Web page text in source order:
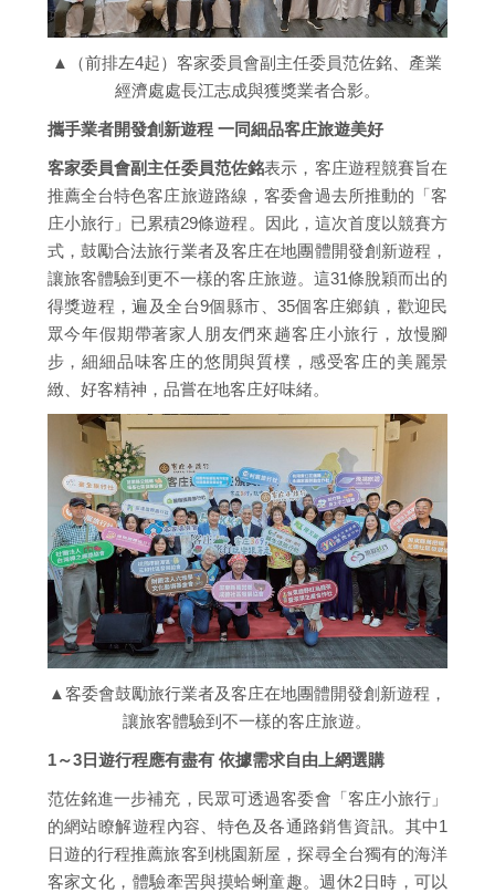
▲（前排左4起）客家委員會副主任委員范佐銘、產業
經濟處處長江志成與獲獎業者合影。
攜手業者開發創新遊程 一同細品客庄旅遊美好
客家委員會副主任委員范佐銘表示，客庄遊程競賽旨在
推薦全台特色客庄旅遊路線，客委會過去所推動的「客
庄小旅行」已累積29條遊程。因此，這次首度以競賽方
式，鼓勵合法旅行業者及客庄在地團體開發創新遊程，
讓旅客體驗到更不一樣的客庄旅遊。這31條脫穎而出的
得獎遊程，遍及全台9個縣市、35個客庄鄉鎮，歡迎民
眾今年假期帶著家人朋友們來趟客庄小旅行，放慢腳
步，細細品味客庄的悠閒與質樸，感受客庄的美麗景
緻、好客精神，品嘗在地客庄好味緒。
▲客委會鼓勵旅行業者及客庄在地團體開發創新遊程，
讓旅客體驗到不一樣的客庄旅遊。
1～3日遊行程應有盡有 依據需求自由上網選購
范佐銘進一步補充，民眾可透過客委會「客庄小旅行」
的網站瞭解遊程內容、特色及各通路銷售資訊。其中1
日遊的行程推薦旅客到桃園新屋，探尋全台獨有的海洋
客家文化，體驗牽罟與摸蛤蜊童趣。週休2日時，可以